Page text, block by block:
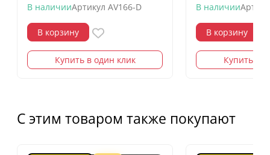
В наличииАртикул AV166-D
В корзину
Купить в один клик
В наличии
В корзину
Купить в
С этим товаром также покупают